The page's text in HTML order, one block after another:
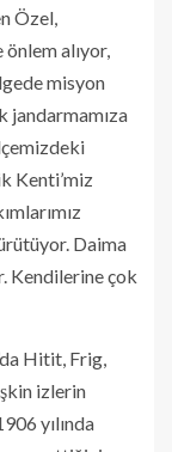
Özel,
alıyor,
misyon
jandarmamıza
Kenti’miz
Daima
Kendilerine çok
Hitit, Frig,
izlerin
yılında